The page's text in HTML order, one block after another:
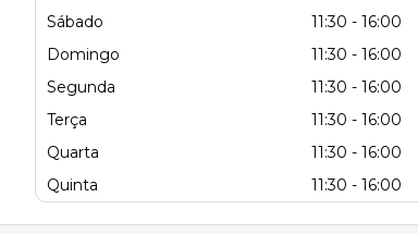
Sábado
11:30 - 16:00
Domingo
11:30 - 16:00
Segunda
11:30 - 16:00
Terça
11:30 - 16:00
Quarta
11:30 - 16:00
Quinta
11:30 - 16:00